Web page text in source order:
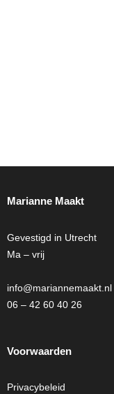
Marianne Maakt
Gevestigd in Utrecht
Ma – vrij
info@mariannemaakt.nl
06 – 42 60 40 26
Voorwaarden
Privacybeleid